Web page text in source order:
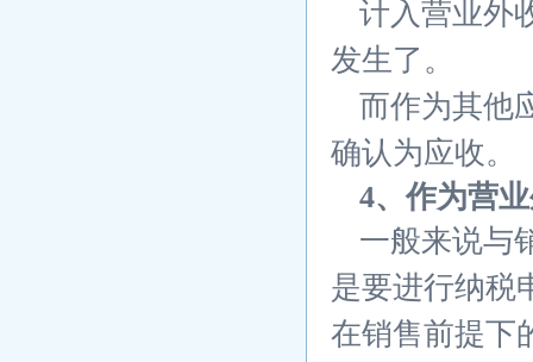
计入营业外
发生了。
而作为其他
确认为应收。
4、作为营
一般来说与
是要进行纳税
在销售前提下